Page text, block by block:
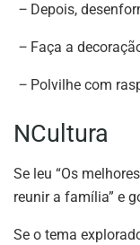
– Depois,
– Faça a
– Polvilhe com
NCultura
Se leu “Os
reunir a família” e
Se o tema